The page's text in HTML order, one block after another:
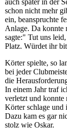
auch später in der
schon nicht mehr
ein, beanspruchte
Anlage. Da konnte
sagte:" Tut uns
Platz. Würdet ihr
Körter spielte, so
bei jeder
die
In einem Jahr traf
verletzt und konnte
Körter schlage und
Dazu kam es gar
stolz wie Oskar.